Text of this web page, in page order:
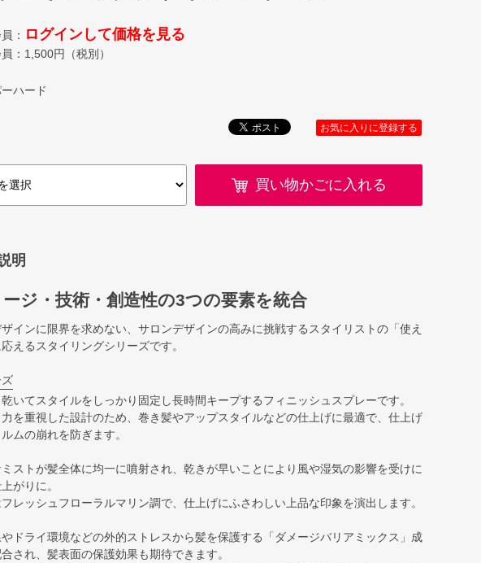
： ログインして価格を見る
： 1,500円（税別）
ハード
お気に入りに登録する
買い物かごに入れる
明
ジ・技術・創造性の3つの要素を統合
インに限界を求めない、サロンデザインの高みに挑戦するスタイリストの「使え
えるスタイリングシリーズです。
いてスタイルをしっかり固定し長時間キープするフィニッシュスプレーです。
を重視した設計のため、巻き髪やアップスタイルなどの仕上げに最適で、仕上げ
ムの崩れを防ぎます。
ストが髪全体に均一に噴射され、乾きが早いことにより風や湿気の影響を受けに
がりに。
レッシュフローラルマリン調で、仕上げにふさわしい上品な印象を演出します。
ドライ環境などの外的ストレスから髪を保護する「ダメージバリアミックス」成
され、髪表面の保護効果も期待できます。